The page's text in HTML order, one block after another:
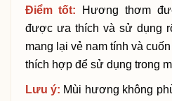
Điểm tốt:
Hương thơm
được ưa thích và sử dụng
mang lại vẻ nam tính và
thích hợp để sử dụng trong
Lưu ý: Mùi hương không